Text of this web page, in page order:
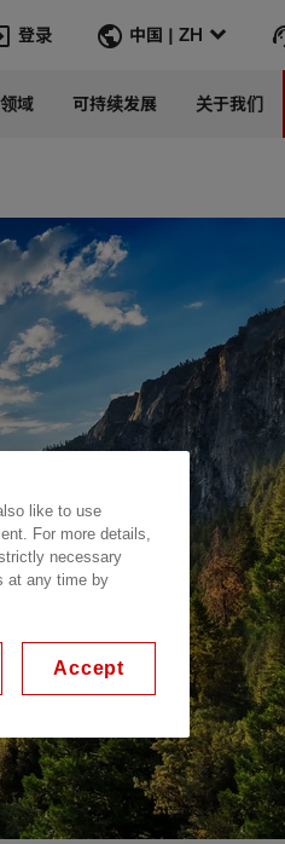
登录 中国 | ZH
域 可持续发展 关于我们
like to use
For more details,
necessary
at any time by
Accept